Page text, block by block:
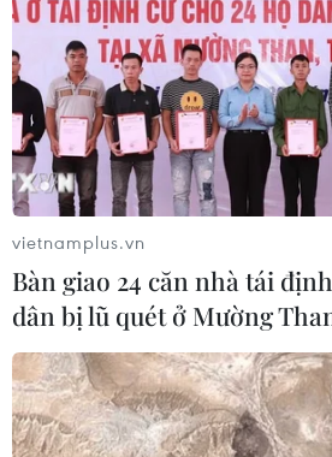
vietnamplus.vn
Bàn giao 24 căn nhà tái
dân bị lũ quét ở Mường